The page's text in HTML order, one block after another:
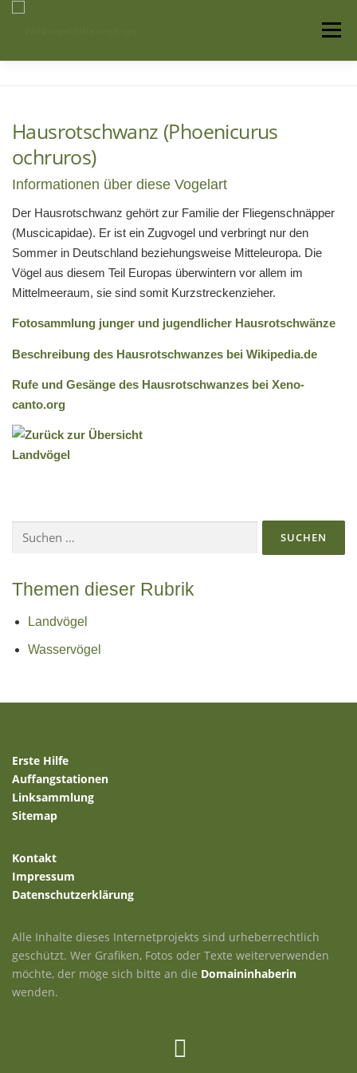
Menü
Auffangstationen
Hausrotschwanz (Phoenicurus
ochruros)
Informationen über diese Vogelart
Der Hausrotschwanz gehört zur Familie der Fliegenschnäpper
(Muscicapidae). Er ist ein Zugvogel und verbringt nur den
Sommer in Deutschland beziehungsweise Mitteleuropa. Die
Vögel aus diesem Teil Europas überwintern vor allem im
Mittelmeeraum, sie sind somit Kurzstreckenzieher.
Fotosammlung junger und jugendlicher Hausrotschwänze
Beschreibung des Hausrotschwanzes bei Wikipedia.de
Rufe und Gesänge des Hausrotschwanzes bei Xeno-
canto.org
nach:
Themen dieser Rubrik
Landvögel
Wasservögel
Erste Hilfe
Auffangstationen
Linksammlung
Sitemap
Kontakt
Impressum
Datenschutzerklärung
Alle Inhalte dieses Internetprojekts sind urheberrechtlich
geschützt. Wer Grafiken, Fotos oder Texte weiterverwenden
möchte, der möge sich bitte an die Domaininhaberin
wenden.